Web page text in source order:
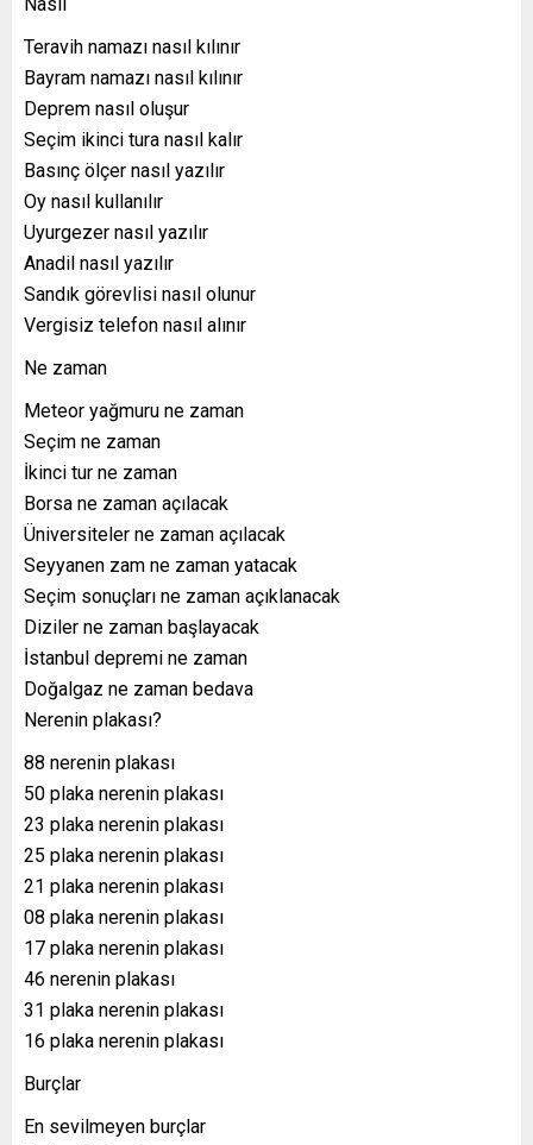
Nasıl
Teravih namazı nasıl kılınır
Bayram namazı nasıl kılınır
Deprem nasıl oluşur
Seçim ikinci tura nasıl kalır
Basınç ölçer nasıl yazılır
Oy nasıl kullanılır
Uyurgezer nasıl yazılır
Anadil nasıl yazılır
Sandık görevlisi nasıl olunur
Vergisiz telefon nasıl alınır
Ne zaman
Meteor yağmuru ne zaman
Seçim ne zaman
İkinci tur ne zaman
Borsa ne zaman açılacak
Üniversiteler ne zaman açılacak
Seyyanen zam ne zaman yatacak
Seçim sonuçları ne zaman açıklanacak
Diziler ne zaman başlayacak
İstanbul depremi ne zaman
Doğalgaz ne zaman bedava
Nerenin plakası?
88 nerenin plakası
50 plaka nerenin plakası
23 plaka nerenin plakası
25 plaka nerenin plakası
21 plaka nerenin plakası
08 plaka nerenin plakası
17 plaka nerenin plakası
46 nerenin plakası
31 plaka nerenin plakası
16 plaka nerenin plakası
Burçlar
En sevilmeyen burçlar